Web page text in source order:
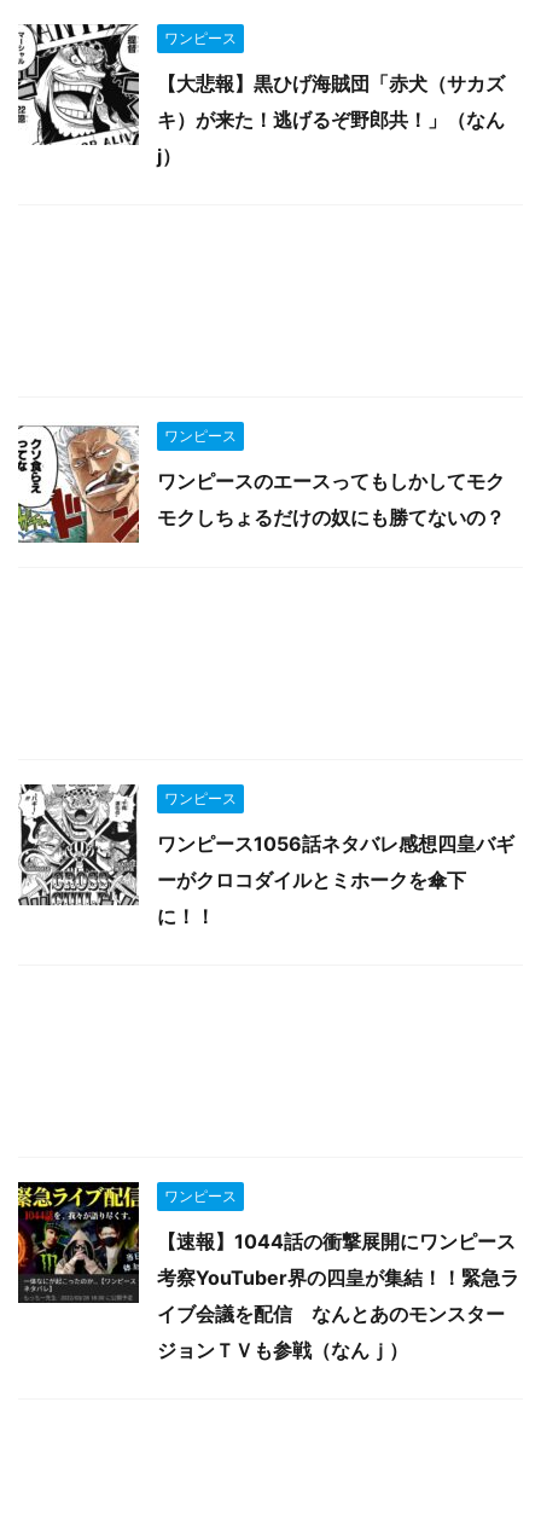
ワンピース
【大悲報】黒ひげ海賊団「赤犬（サカズ
キ）が来た！逃げるぞ野郎共！」（なん
j）
ワンピース
ワンピースのエースってもしかしてモク
モクしちょるだけの奴にも勝てないの？
ワンピース
ワンピース1056話ネタバレ感想四皇バギ
ーがクロコダイルとミホークを傘下
に！！
ワンピース
【速報】1044話の衝撃展開にワンピース
考察YouTuber界の四皇が集結！！緊急ラ
イブ会議を配信 なんとあのモンスター
ジョンＴＶも参戦（なんｊ）